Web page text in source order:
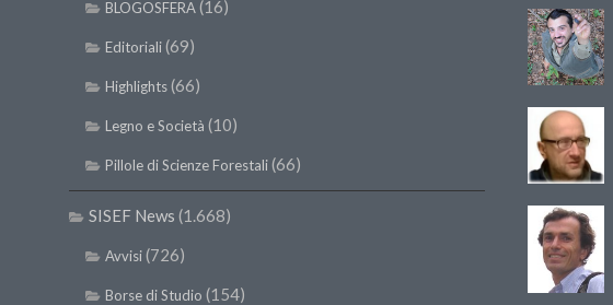
BLOGOSFERA (16)
Editoriali(69)
Highlights(66)
Legno e Società (10)
Pillole di Scienze Forestali(66)
SISEF News (1.668)
Avvisi(726)
Borse di Studio (154)